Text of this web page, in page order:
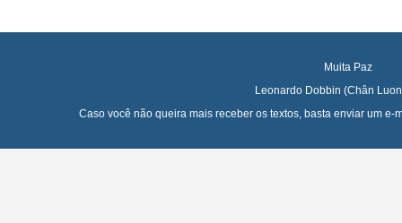
Muita Paz
Leonardo Dobbin (Chân
Caso você não queira mais receber os textos, basta enviar um